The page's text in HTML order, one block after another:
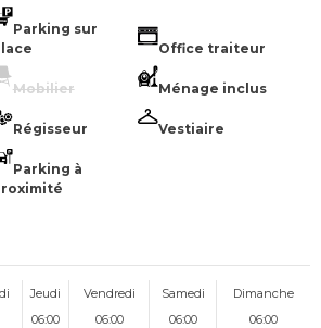
Parking sur
Office traiteur
Mobilier Ménage inclus
Régisseur Vestiaire
Parking à
Jeudi Vendredi Samedi
Dimanche
06:00 06:00 06:00
06:00